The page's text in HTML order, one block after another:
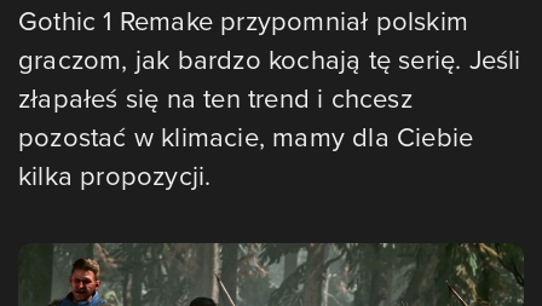
Gothic 1 Remake przypomniał polskim
graczom, jak bardzo kochają tę serię. Jeśli
złapałeś się na ten trend i chcesz
pozostać w klimacie, mamy dla Ciebie
kilka propozycji.